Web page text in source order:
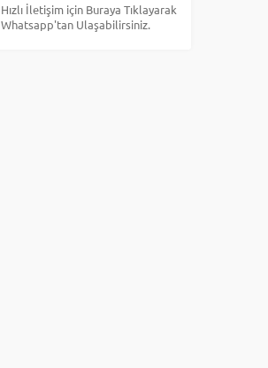
Hızlı İletişim için Buraya Tıklayarak
Whatsapp'tan Ulaşabilirsiniz.